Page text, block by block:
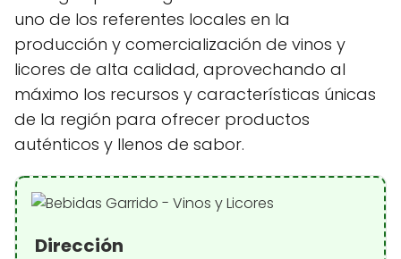
uno de los referentes locales en la
producción y comercialización de vinos y
licores de alta calidad, aprovechando al
máximo los recursos y características únicas
de la región para ofrecer productos
auténticos y llenos de sabor.
Dirección